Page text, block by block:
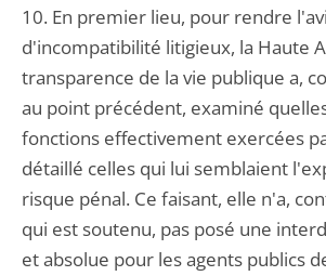
10. En premier lieu, pour rendre
d'incompatibilité litigieux, la Haute
transparence de la vie publique a,
au point précédent, examiné
fonctions effectivement exercées
détaillé celles qui lui semblaient
risque pénal. Ce faisant, elle n'a,
qui est soutenu, pas posé une
et absolue pour les agents publics